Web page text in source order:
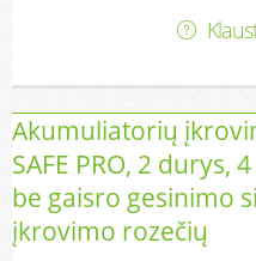
Akumuliatorių
SAFE PRO, 2 durys,
be gaisro gesinimo
įkrovimo rozečių